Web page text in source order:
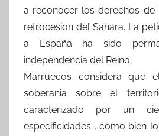
a reconocer los derechos de
retrocesion del Sahara. La
a España ha sido
independencia del Reino.
Marruecos considera que
soberania sobre el
caracterizado por un
especificidades , como bien